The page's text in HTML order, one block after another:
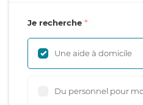
Je recherche
Une aide à domicile
Du personnel pour